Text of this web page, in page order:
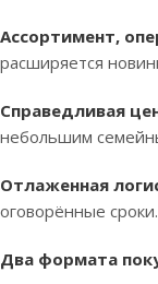
Ассортимент,
расширяется
Справедливая
небольшим
Отлаженная
оговорённые сроки.
Два формата